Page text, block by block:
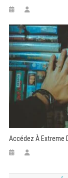
Accédez À Extreme